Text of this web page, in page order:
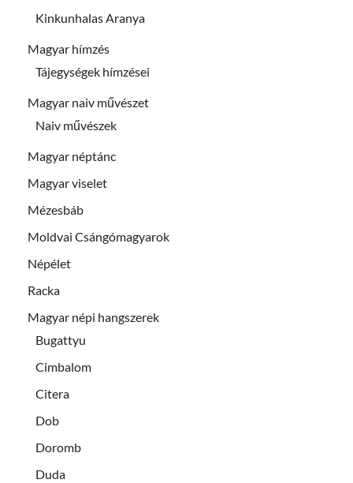
Kinkunhalas Aranya
Magyar hímzés
Tájegységek hímzései
Magyar naiv művészet
Naiv művészek
Magyar néptánc
Magyar viselet
Mézesbáb
Moldvai Csángómagyarok
Népélet
Racka
Magyar népi hangszerek
Bugattyu
Cimbalom
Citera
Dob
Doromb
Duda